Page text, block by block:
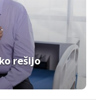
rešijo